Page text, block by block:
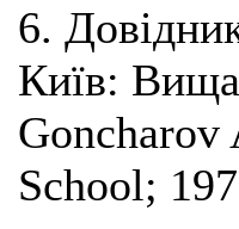
6.
Київ:
School;